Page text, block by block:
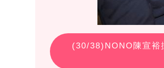
(30/38)NONO陳宣裕